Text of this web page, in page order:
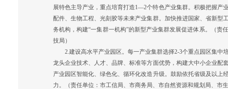
展特色主导产业，重点培育打造1—2个特色产业集群。积极把握产
配件、生物工程、光刻胶等未来产业集群。加快推进国家、省新
务机构，构建“一集群一机构”的新型产业集群发展促进体系。（
技局）
2.建设高水平产业园区。每一产业集群选择2-3个重点园区集中
龙头企业技术、人才、品牌、标准等方面优势，构建大中小企业
产业园区智能化、绿色化、循环化改造升级。鼓励依托省级及以
力。（责任单位：市工信局、市商务局、市自然资源和规划局、市